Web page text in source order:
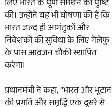
लिए भारत के पूर्ण समर्थन की पुष्टि
की। उन्होंने यह भी घोषणा की है कि
भारत जल्द ही आगंतुकों और
निवेशकों की सुविधा के लिए गेलेफु
के पास आव्रजन चौकी स्थापित
करेगा।
प्रधानमंत्री ने कहा, “भारत और भूटान